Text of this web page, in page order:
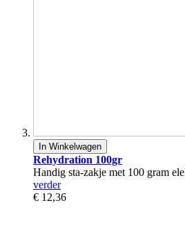
In Winkelwagen
Rehydration 100gr
Handig sta-zakje met 100 gram
verder
€ 12,36